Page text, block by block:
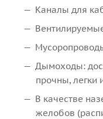
Каналы для
Дымоходы:
прочны, легки
В качестве
желобов